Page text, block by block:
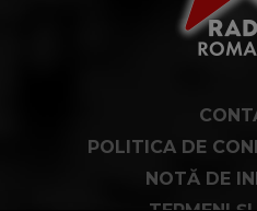
POLITICA DE
NOTĂ DE